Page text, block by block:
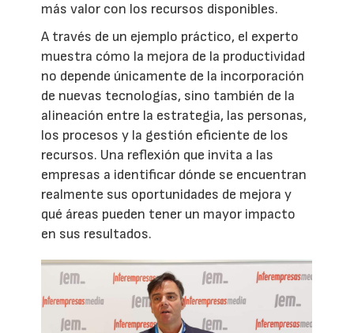
más valor con los recursos disponibles.
A través de un ejemplo práctico, el experto
muestra cómo la mejora de la productividad
no depende únicamente de la incorporación
de nuevas tecnologías, sino también de la
alineación entre la estrategia, las personas,
los procesos y la gestión eficiente de los
recursos. Una reflexión que invita a las
empresas a identificar dónde se encuentran
realmente sus oportunidades de mejora y
qué áreas pueden tener un mayor impacto
en sus resultados.